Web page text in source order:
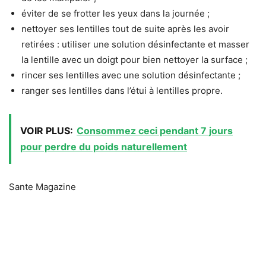
éviter de se frotter les yeux dans la journée ;
nettoyer ses lentilles tout de suite après les avoir
retirées : utiliser une solution désinfectante et masser
la lentille avec un doigt pour bien nettoyer la surface ;
rincer ses lentilles avec une solution désinfectante ;
ranger ses lentilles dans l’étui à lentilles propre.
VOIR PLUS: Consommez ceci pendant 7 jours
pour perdre du poids naturellement
Sante Magazine